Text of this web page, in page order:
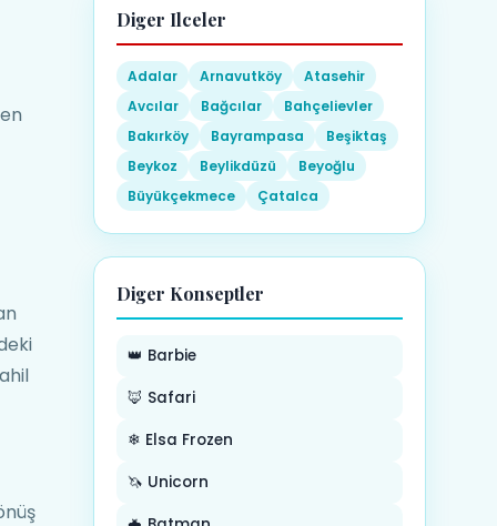
Diger Ilceler
Adalar Arnavutköy
Atasehir
Avcılar
Bağcılar
Bahçelievler
Bakırköy
Bayrampasa
Beşiktaş
Beykoz
Beylikdüzü
Beyoğlu
Büyükçekmece
Çatalca
Diger Konseptler
👑 Barbie
🦊 Safari
❄ Elsa Frozen
🦄 Unicorn